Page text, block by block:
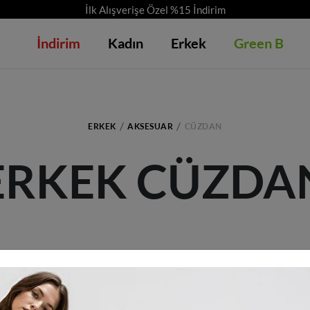
İlk Alışverişe Özel %15 İndirim
İndirim Kadın Erkek Green B
ERKEK AKSESUAR CÜZDAN
Kriterlerinize uyan ürün bulunamadı.